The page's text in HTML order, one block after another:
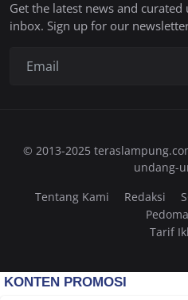
Get the latest news and
inbox. Sign up for our
© 2013-2025
undang-
Tentang Kami
Redaksi
Tarif